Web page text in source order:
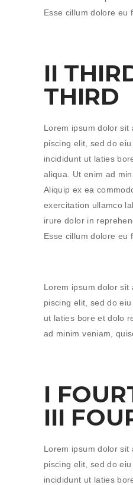
Esse cillum dolore eu
II
THIRD
Lorem ipsum dolor sit
piscing elit, sed do
incididunt ut laties
aliqua. Ut enim ad
Aliquip ex ea
exercitation ullamco
irure dolor in
Esse cillum dolore eu
Lorem ipsum dolor sit
piscing elit, sed do
ut laties bore et dolo
ad minim veniam,
I
III
Lorem ipsum dolor sit
piscing elit, sed do
incididunt ut laties